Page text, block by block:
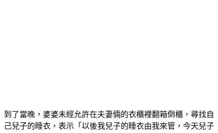
到了當晚，婆婆未經允許在夫妻倆的衣櫃裡翻箱倒櫃，尋找自
己兒子的睡衣，表示「以後我兒子的睡衣由我來管，今天兒子